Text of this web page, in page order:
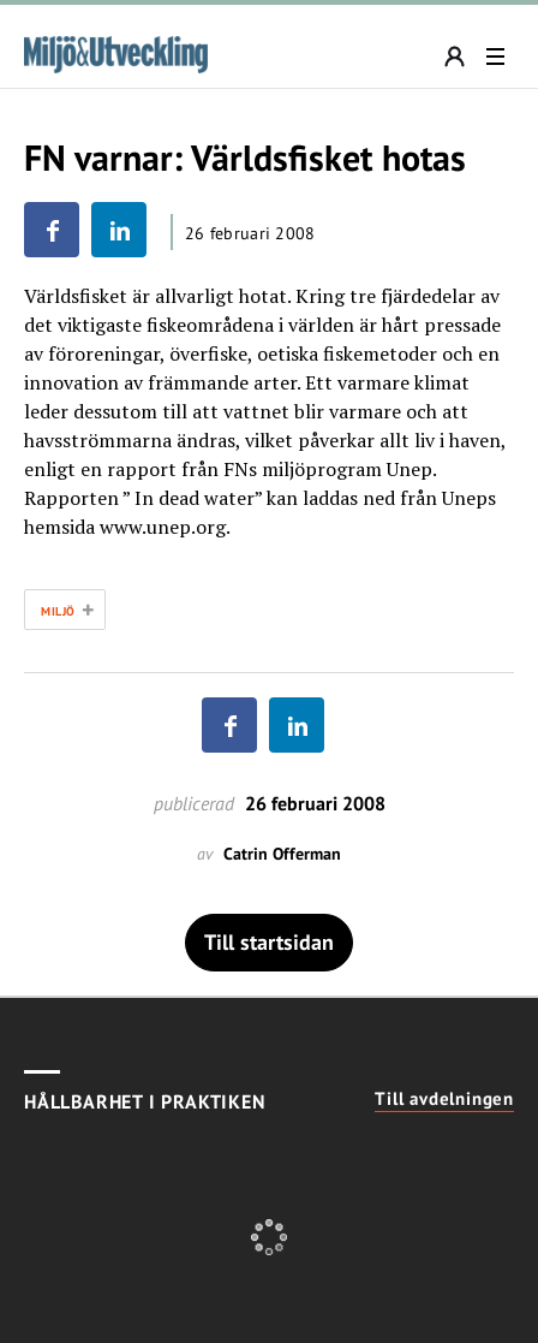
FN varnar: Världsfisket hotas
26 februari 2008
Världsfisket är allvarligt hotat. Kring tre fjärdedelar av
det viktigaste fiskeområdena i världen är hårt pressade
av föroreningar, överfiske, oetiska fiskemetoder och en
innovation av främmande arter. Ett varmare klimat
leder dessutom till att vattnet blir varmare och att
havsströmmarna ändras, vilket påverkar allt liv i haven,
enligt en rapport från FNs miljöprogram Unep.
Rapporten ” In dead water” kan laddas ned från Uneps
hemsida www.unep.org.
MILJÖ +
publicerad 26 februari 2008
av Catrin Offerman
Till startsidan
HÅLLBARHET I PRAKTIKEN Till avdelningen